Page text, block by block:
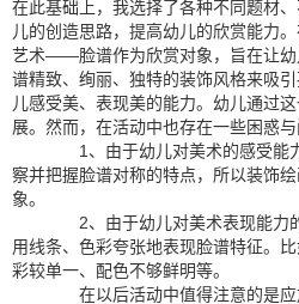
在此基础上，我选择了各种不同题材
儿的创造思路，提高幼儿的欣赏能力
艺术——脸谱作为欣赏对象，旨在让幼
谱精致、绚丽、独特的装饰风格来吸
儿感受美、表现美的能力。幼儿通过
展。然而，在活动中也存在一些困惑与
1、由于幼儿对美术的感受能
察并把握脸谱对称的特点，所以装饰
象。
2、由于幼儿对美术表现能力
用线条、色彩夸张地表现脸谱特征。
彩较单一、配色不够鲜明等。
在以后活动中值得注意的是应